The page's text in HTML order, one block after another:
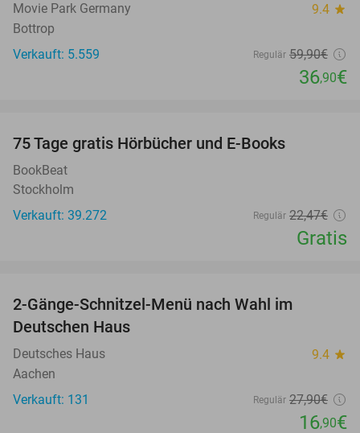
Movie Park Germany 9.4 star
Bottrop
Verkauft: 5.559
Regulär 59,90€
36,90€
75 Tage gratis Hörbücher und E-Books
BookBeat
Stockholm
Verkauft: 39.272
Regulär 22,47€
Gratis
2-Gänge-Schnitzel-Menü nach Wahl im
Deutschen Haus
Deutsches Haus 9.4 star
Aachen
Verkauft: 131
Regulär 27,90€
16,90€